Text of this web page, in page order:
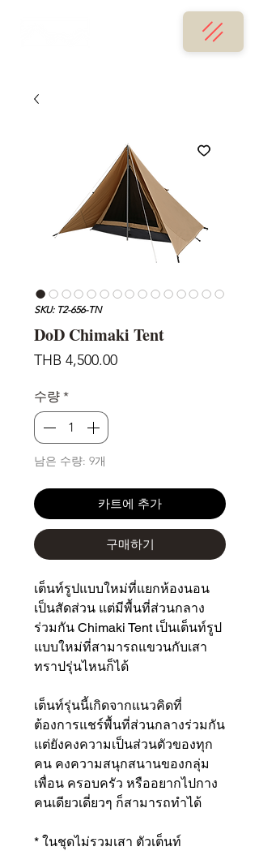
SKU: T2-656-TN
DoD Chimaki Tent
THB 4,500.00가
수량 *
남은 수량: 9개
카트에 추가
구매하기
เต็นท์รูปแบบใหม่ที่แยกห้องนอน
เป็นสัดส่วน แต่มีพื้นที่ส่วนกลาง
ร่วมกัน Chimaki Tent เป็นเต็นท์รูป
แบบใหม่ที่สามารถแขวนกับเสา
ทราปรุ่นไหนก็ได้
เต็นท์รุ่นนี้เกิดจากแนวคิดที่
ต้องการแชร์พื้นที่ส่วนกลางร่วมกัน
แต่ยังคงความเป็นส่วนตัวของทุก
คน คงความสนุกสนานของกลุ่ม
เพื่อน ครอบครัว หรืออยากไปกาง
คนเดียวเดี่ยวๆ ก็สามารถทำได้
* ในชุดไม่รวมเสา ตัวเต็นท์